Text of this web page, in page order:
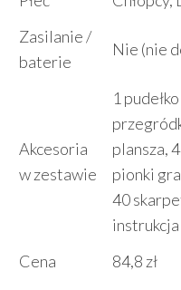
Zasilanie /
baterie
Nie (nie
Akcesoria
w zestawie
1
plansza,
pionki
40
instrukcja
Cena
84,8 zł